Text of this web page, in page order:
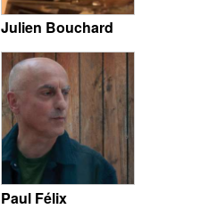
Julien Bouchard
Paul Félix